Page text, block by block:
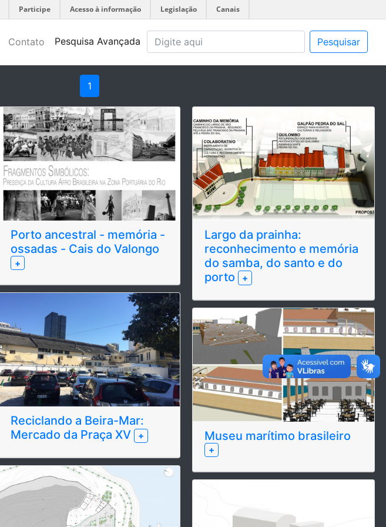
Participe Acesso à informação Legislação Canais
Contato Pesquisa Avançada Pesquisar
1
Porto ancestral - memória -
ossadas - Cais do Valongo
+
Reciclando a Beira-Mar:
Mercado da Praça XV
+
Largo da prainha:
reconhecimento e memória
do samba, do santo e do
porto +
Museu marítimo brasileiro
+